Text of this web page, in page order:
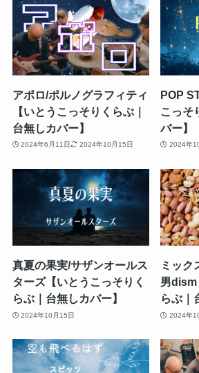
アポロ/ポルノグラフィティ
【いとうこっそりくらぶ｜
台無しカバー】
2024年6月11日 2024年10月15日
POP
こっそ
バー】
2024年
真夏の果実/サザンオールス
ターズ【いとうこっそりく
らぶ｜台無しカバー】
2024年10月15日
ミック
男dism
らぶ｜
2024年